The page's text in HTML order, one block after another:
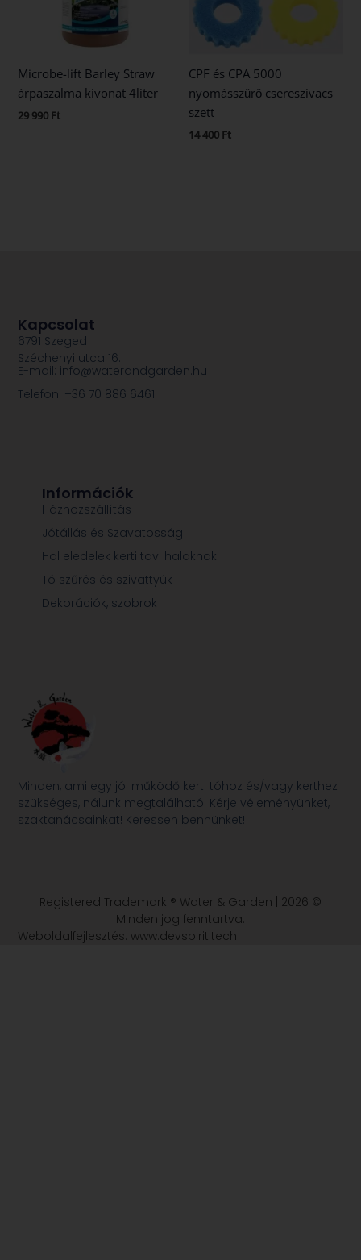
Microbe-lift Barley Straw
árpaszalma kivonat 4liter
29 990 Ft
CPF és CPA 5000
nyomásszűrő csereszivacs
szett
14 400 Ft
Minden, ami egy jól működő kerti tóhoz és/vagy kerthez
szükséges, nálunk megtalálható. Kérje véleményünket,
szaktanácsainkat! Keressen bennünket!
Információk
Házhozszállítás
Jótállás és Szavatosság
Hal eledelek kerti tavi halaknak
Tó szűrés és szivattyúk
Dekorációk, szobrok
Kapcsolat
6791 Szeged
Széchenyi utca 16.
E-mail: info@waterandgarden.hu
Telefon: +36 70 886 6461
Registered Trademark ® Water & Garden | 2026 ©
Minden jog fenntartva.
Weboldalfejlesztés: www.devspirit.tech